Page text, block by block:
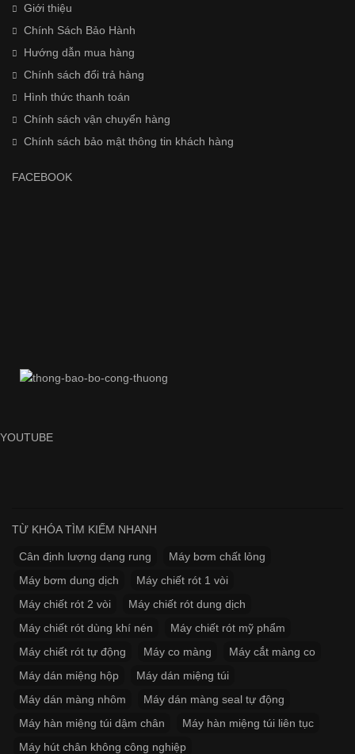
Giới thiệu
Chính Sách Bảo Hành
Hướng dẫn mua hàng
Chính sách đổi trả hàng
Hình thức thanh toán
Chính sách vận chuyển hàng
Chính sách bảo mật thông tin khách hàng
FACEBOOK
YOUTUBE
TỪ KHÓA TÌM KIẾM NHANH
Cân định lượng dạng rung
Máy bơm chất lỏng
Máy bơm dung dịch
Máy chiết rót 1 vòi
Máy chiết rót 2 vòi
Máy chiết rót dung dịch
Máy chiết rót dùng khí nén
Máy chiết rót mỹ phẩm
Máy chiết rót tự động
Máy co màng
Máy cắt màng co
Máy dán miệng hộp
Máy dán miệng túi
Máy dán màng nhôm
Máy dán màng seal tự động
Máy hàn miệng túi dậm chân
Máy hàn miệng túi liên tục
Máy hút chân không công nghiệp